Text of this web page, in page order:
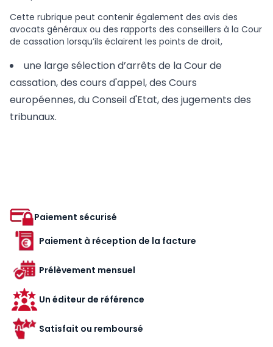
Cette rubrique peut contenir également des avis des
avocats généraux ou des rapports des conseillers à la Cour
de cassation lorsqu’ils éclairent les points de droit,
une large sélection d’arrêts de la Cour de
cassation, des cours d'appel, des Cours
européennes, du Conseil d'Etat, des jugements des
tribunaux.
Paiement sécurisé
Paiement à réception de la facture
Prélèvement mensuel
Un éditeur de référence
Satisfait ou remboursé